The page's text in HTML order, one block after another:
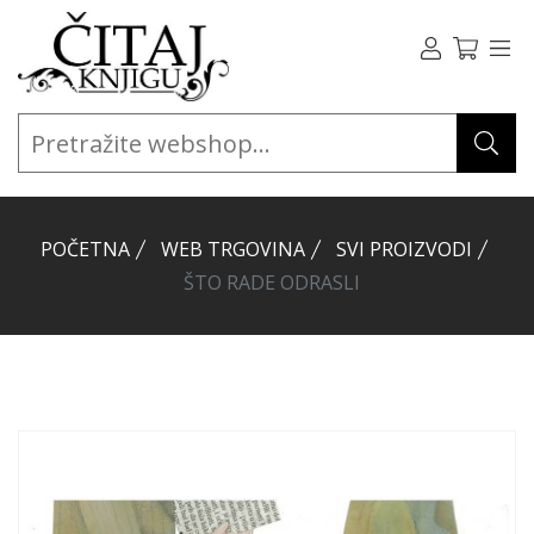
POČETNA WEB TRGOVINA
SVI PROIZVODI
ŠTO RADE ODRASLI